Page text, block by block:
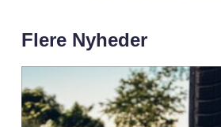
Flere Nyheder